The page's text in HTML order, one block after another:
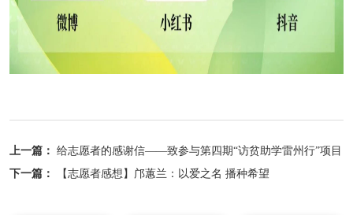
上一篇： 给志愿者的感谢信——致参与第四期“访贫助学雷州行”项目
家访核查活动的每一位同行者
下一篇： 【志愿者感想】邝蕙兰：以爱之名 播种希望